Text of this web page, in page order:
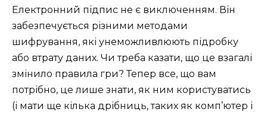
Електронний підпис не є виключенням. Він
забезпечується різними методами
шифрування, які унеможливлюють підробку
або втрату даних. Чи треба казати, що це взагалі
змінило правила гри? Тепер все, що вам
потрібно, це лише знати, як ним користуватись
(і мати ще кілька дрібниць, таких як комп’ютер і